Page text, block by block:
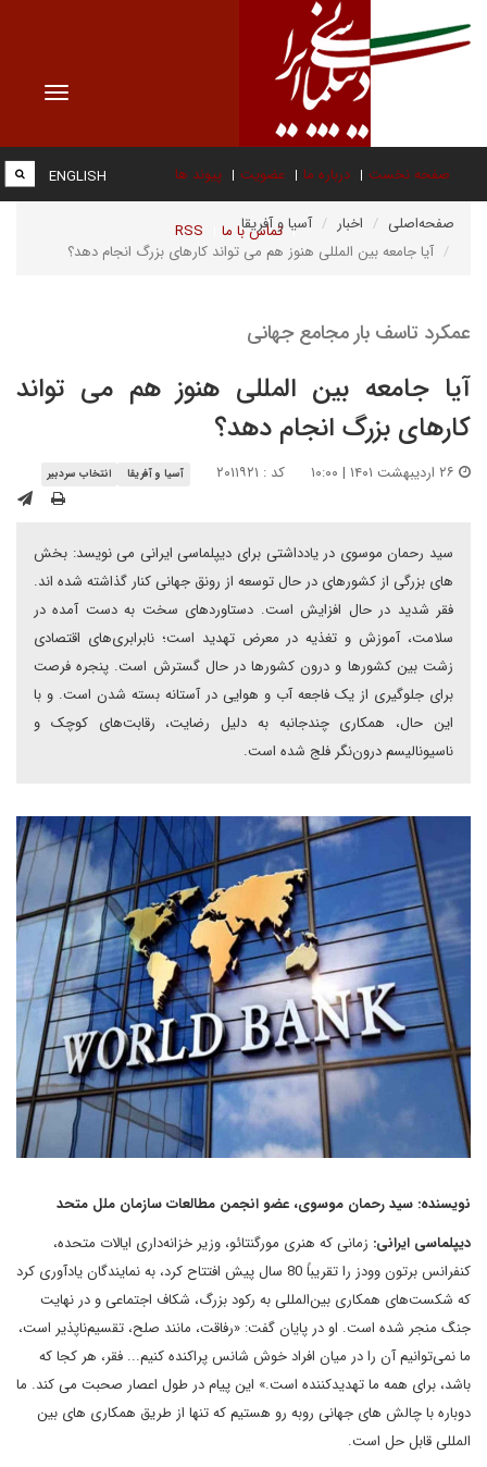
Toggle
صفحه نخست درباره ما عضویت پیوند ها
تماس با ما RSS
ENGLISH
صفحه‌اصلی اخبار
آسیا و آفریقا
آیا جامعه بین المللی هنوز هم می تواند کارهای بزرگ انجام دهد؟
عمکرد تاسف بار مجامع جهانی
آیا جامعه بین المللی هنوز هم می تواند
کارهای بزرگ انجام دهد؟
کد : ۲۰۱۱۹۲۱ آسیا و آفریقا انتخاب سردبیر
سید رحمان موسوی در یادداشتی برای دیپلماسی ایرانی می نویسد: بخش
های بزرگی از کشورهای در حال توسعه از رونق جهانی کنار گذاشته شده اند.
فقر شدید در حال افزایش است. دستاوردهای سخت به دست آمده در
سلامت، آموزش و تغذیه در معرض تهدید است؛ نابرابری‌های اقتصادی
زشت بین کشورها و درون کشورها در حال گسترش است. پنجره فرصت
برای جلوگیری از یک فاجعه آب و هوایی در آستانه بسته شدن است. و با
این حال، همکاری چندجانبه به دلیل رضایت، رقابت‌های کوچک و
ناسیونالیسم درون‌نگر فلج شده است.
نویسنده: سید رحمان موسوی، عضو انجمن مطالعات سازمان ملل متحد
دیپلماسی ایرانی: زمانی که هنری مورگنتائو، وزیر خزانه‌داری ایالات متحده،
کنفرانس برتون وودز را تقریباً 80 سال پیش افتتاح کرد، به نمایندگان یادآوری کرد
که شکست‌های همکاری بین‌المللی به رکود بزرگ، شکاف اجتماعی و در نهایت
جنگ منجر شده است. او در پایان گفت: «رفاقت، مانند صلح، تقسیم‌ناپذیر است،
ما نمی‌توانیم آن را در میان افراد خوش شانس پراکنده کنیم... فقر، هر کجا که
باشد، برای همه ما تهدیدکننده است.» این پیام در طول اعصار صحبت می کند. ما
دوباره با چالش های جهانی روبه رو هستیم که تنها از طریق همکاری های بین
المللی قابل حل است.